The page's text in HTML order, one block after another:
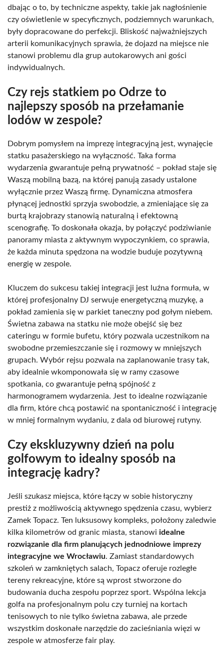
dbając o to, by techniczne aspekty, takie jak nagłośnienie
czy oświetlenie w specyficznych, podziemnych warunkach,
były dopracowane do perfekcji. Bliskość najważniejszych
arterii komunikacyjnych sprawia, że dojazd na miejsce nie
stanowi problemu dla grup autokarowych ani gości
indywidualnych.
Czy rejs statkiem po Odrze to
najlepszy sposób na przełamanie
lodów w zespole?
Dobrym pomysłem na imprezę integracyjną jest, wynajęcie
statku pasażerskiego na wyłączność. Taka forma
wydarzenia gwarantuje pełną prywatność – pokład staje się
Waszą mobilną bazą, na której panują zasady ustalone
wyłącznie przez Waszą firmę. Dynamiczna atmosfera
płynącej jednostki sprzyja swobodzie, a zmieniające się za
burtą krajobrazy stanowią naturalną i efektowną
scenografię. To doskonała okazja, by połączyć podziwianie
panoramy miasta z aktywnym wypoczynkiem, co sprawia,
że każda minuta spędzona na wodzie buduje pozytywną
energię w zespole.
Kluczem do sukcesu takiej integracji jest luźna formuła, w
której profesjonalny DJ serwuje energetyczną muzykę, a
pokład zamienia się w parkiet taneczny pod gołym niebem.
Świetna zabawa na statku nie może obejść się bez
cateringu w formie bufetu, który pozwala uczestnikom na
swobodne przemieszczanie się i rozmowy w mniejszych
grupach. Wybór rejsu pozwala na zaplanowanie trasy tak,
aby idealnie wkomponowała się w ramy czasowe
spotkania, co gwarantuje pełną spójność z
harmonogramem wydarzenia. Jest to idealne rozwiązanie
dla firm, które chcą postawić na spontaniczność i integrację
w mniej formalnym wydaniu, z dala od biurowej rutyny.
Czy ekskluzywny dzień na polu
golfowym to idealny sposób na
integrację kadry?
Jeśli szukasz miejsca, które łączy w sobie historyczny
prestiż z możliwością aktywnego spędzenia czasu, wybierz
Zamek Topacz. Ten luksusowy kompleks, położony zaledwie
kilka kilometrów od granic miasta, stanowi idealne
rozwiązanie dla firm planujących jednodniowe imprezy
integracyjne we Wrocławiu. Zamiast standardowych
szkoleń w zamkniętych salach, Topacz oferuje rozległe
tereny rekreacyjne, które są wprost stworzone do
budowania ducha zespołu poprzez sport. Wspólna lekcja
golfa na profesjonalnym polu czy turniej na kortach
tenisowych to nie tylko świetna zabawa, ale przede
wszystkim doskonałe narzędzie do zacieśniania więzi w
zespole w atmosferze fair play.